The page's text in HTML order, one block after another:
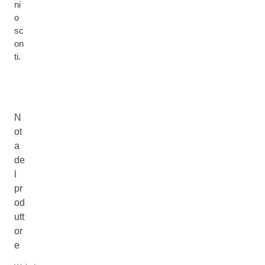
ni
o
sc
on
ti.
N
ot
a
de
pr
od
utt
or
e